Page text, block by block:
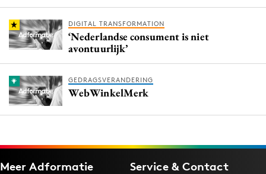
DIGITAL TRANSFORMATION
‘Nederlandse consument is niet
avontuurlijk’
GEDRAGSVERANDERING
WebWinkelMerk
Meer Adformatie Service & Contact